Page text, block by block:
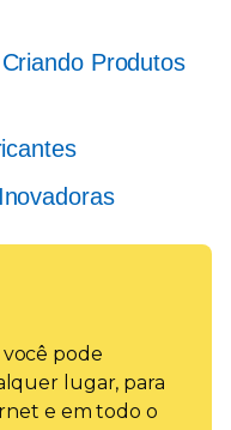
Produtos
pode
lugar, para
e em todo o